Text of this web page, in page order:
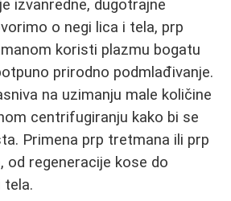
izvanredne, dugotrajne
o negi lica i tela, prp
koristi plazmu bogatu
prirodno podmlađivanje.
na uzimanju male količine
centrifugiranju kako bi se
Primena prp tretmana ili prp
od regeneracije kose do
tela.